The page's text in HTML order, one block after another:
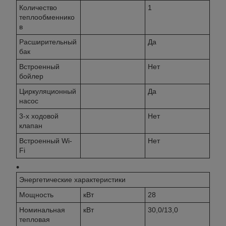
Количество
теплообменнико
в
1
Расширительный
бак
Да
Встроенный
бойлер
Нет
Циркуляционный
насос
Да
3-х ходовой
клапан
Нет
Встроенный Wi-
Fi
Нет
Энергетические характеристики
Мощность
кВт
28
Номинальная
тепловая
кВт 30,0/13,0